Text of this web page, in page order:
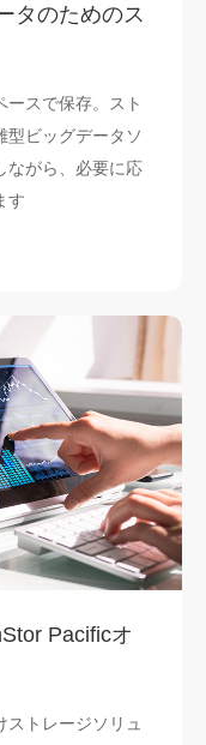
タのためのス
ースで保存。スト
型ビッグデータソ
ながら、必要に応
す
Pacificオ
ストレージソリュ